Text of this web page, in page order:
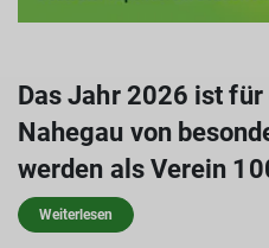
Das Jahr 2026 ist für
Nahegau von
werden als Verein
Weiterlesen